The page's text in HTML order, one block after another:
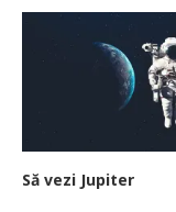
Să vezi Jupiter